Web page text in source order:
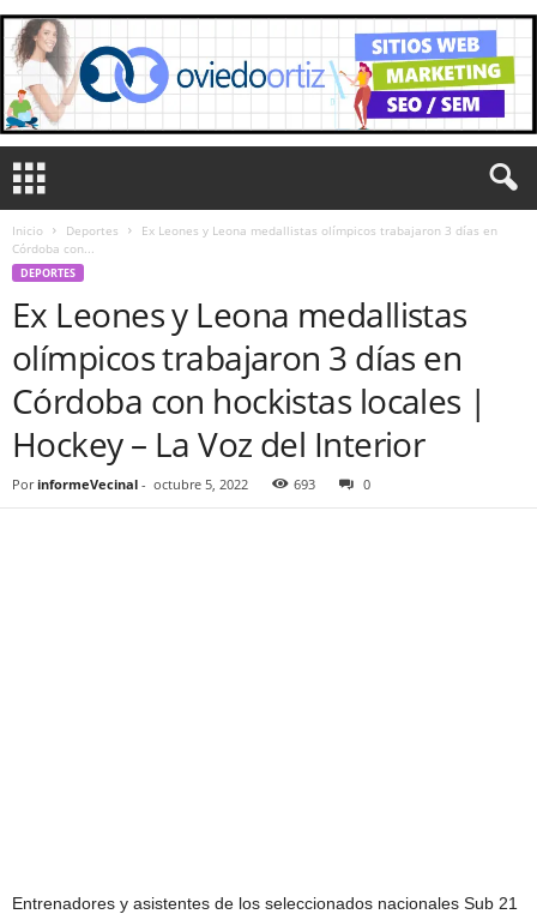
Inicio Deportes
Ex Leones y Leona medallistas olímpicos trabajaron 3 días en
Córdoba con...
DEPORTES
Ex Leones y Leona medallistas
olímpicos trabajaron 3 días en
Córdoba con hockistas locales |
Hockey – La Voz del Interior
Por informeVecinal - octubre 5, 2022 693 0
Entrenadores y asistentes de los seleccionados nacionales Sub 21